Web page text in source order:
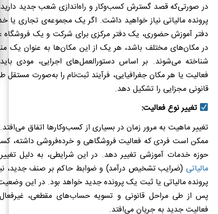
در صورتی‌که قصد گسترش کسب‌وکار و راه‌اندازی شعب جدید
پرونده مالیاتی نیاز خواهید داشت. اگر یک مجموعه‌ی تجاری یا
دفتر آموزش حضوری، یک دفتر مرکزی برای شرکت و یک
در مکان‌های مختلف باشد، هر یک از این مکان‌ها به عنوان یک
شناخته می‌شوند. بر اساس دستورالعمل‌های اجرایی، مودی
فعالیت یا هر مکان جغرافیایی، فرآیند ثبت‌نام را به‌صورت مستقل
قانونی مجزایی را تشکیل دهد.
تغییر نوع فعالیت:
تغییر ماهیت به مرور زمان در بسیاری از کسب‌وکارها اتفاق می‌افتد.
ممکن است فردی که فعالیت فروشگاهی و خرده‌فروشی داشته،
حوزه خدمات آموزشی تغییر دهد. در این شرایطی، به دلیل
مالیاتی (ضرایب تشخیص درآمد) و ضوابط حاکم بر صنف جدید،
پرونده مالیاتی یا ثبت یک پرونده جدید خواهد بود. در این
پس از طی مراحل قانونی و تسویه حساب‌های مقطعی،
فعالیت جدید به جریان می‌افتد.